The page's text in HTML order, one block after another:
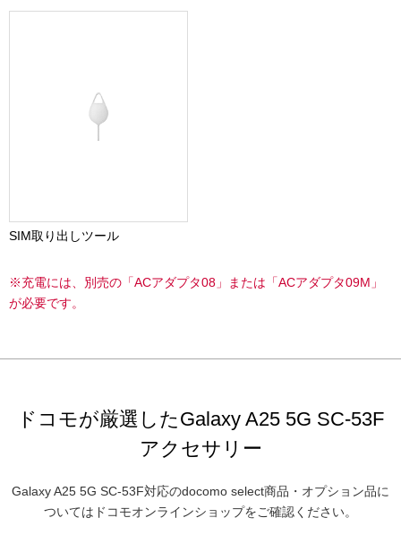
SIM取り出しツール
※充電には、別売の「ACアダプタ08」または「ACアダプタ09M」
が必要です。
ドコモが厳選したGalaxy A25 5G SC-53F
アクセサリー
Galaxy A25 5G SC-53F対応のdocomo select商品・オプション品に
ついてはドコモオンラインショップをご確認ください。